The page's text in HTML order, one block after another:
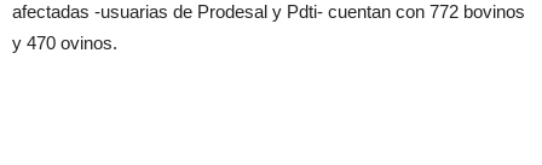
afectadas -usuarias de Prodesal y Pdti- cuentan con 772 bovinos
y 470 ovinos.